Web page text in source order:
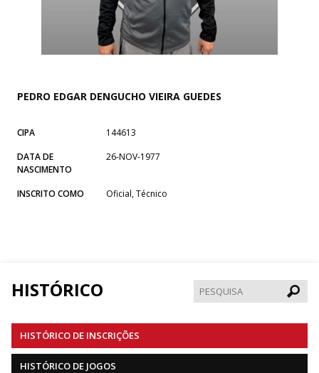
PEDRO EDGAR DENGUCHO VIEIRA GUEDES
CIPA
144613
DATA DE
NASCIMENTO
26-NOV-1977
INSCRITO COMO Oficial, Técnico
HISTÓRICO
HISTÓRICO DE INSCRIÇÕES
HISTÓRICO DE JOGOS